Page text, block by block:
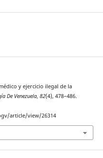
y ejercicio ilegal de la
De Venezuela, 82(4), 478–486.
article/view/26314